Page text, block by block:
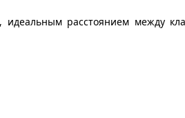
идеальным расстоянием между